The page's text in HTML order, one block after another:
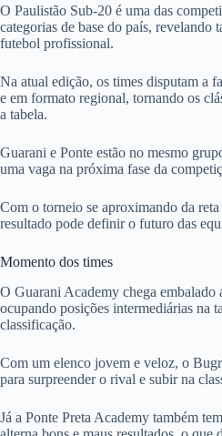
O Paulistão Sub-20 é uma das
categorias de base do país, revelando
futebol profissional.
Na atual edição, os times disputam a
e em formato regional, tornando os
a tabela.
Guarani e Ponte estão no mesmo
uma vaga na próxima fase da
Com o torneio se aproximando da
resultado pode definir o futuro das
Momento dos times
O Guarani Academy chega embalado
ocupando posições intermediárias na
classificação.
Com um elenco jovem e veloz, o
para surpreender o rival e subir na
Já a Ponte Preta Academy também